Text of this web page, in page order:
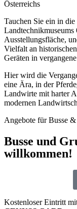
Tauchen Sie ein in
Landtechnikmuseums
Ausstellungsfläche,
Vielfalt an
Geräten in
Hier wird die
eine Ära, in der
Landwirte mit harter
modernen
Angebote für Busse
Busse und
willkommen!
Kostenloser Eintritt